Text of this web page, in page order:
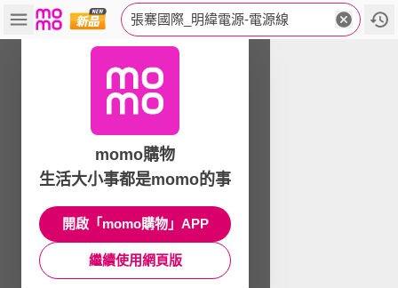
張騫國際_明緯電源-電源線
momo購物
生活大小事都是momo的事
開啟「momo購物」APP
繼續使用網頁版